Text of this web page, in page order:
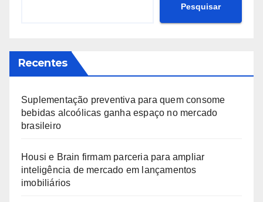
Pesquisar
Recentes
Suplementação preventiva para quem consome
bebidas alcoólicas ganha espaço no mercado
brasileiro
Housi e Brain firmam parceria para ampliar
inteligência de mercado em lançamentos
imobiliários